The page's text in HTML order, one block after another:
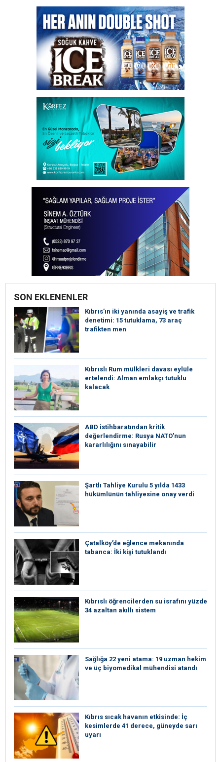
SON EKLENENLER
Kıbrıs’ın iki yanında asayiş ve trafik
denetimi: 15 tutuklama, 73 araç
trafikten men
Kıbrıslı Rum mülkleri davası eylüle
ertelendi: Alman emlakçı tutuklu
kalacak
ABD istihbaratından kritik
değerlendirme: Rusya NATO’nun
kararlılığını sınayabilir
Şartlı Tahliye Kurulu 5 yılda 1433
hükümlünün tahliyesine onay verdi
Çatalköy’de eğlence mekanında
tabanca: İki kişi tutuklandı
Kıbrıslı öğrencilerden su israfını yüzde
34 azaltan akıllı sistem
Sağlığa 22 yeni atama: 19 uzman hekim
ve üç biyomedikal mühendisi atandı
Kıbrıs sıcak havanın etkisinde: İç
kesimlerde 41 derece, güneyde sarı
uyarı